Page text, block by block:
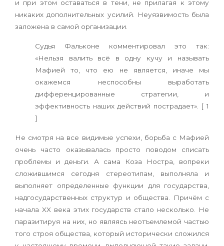
и при этом оставаться в тени, не прилагая к этому
никаких дополнительных усилий. Неуязвимость была
заложена в самой организации.
Судья Фальконе комментировал это так:
«Нельзя валить всё в одну кучу и называть
Мафией то, что ею не является, иначе мы
окажемся неспособны выработать
дифференцированные стратегии, и
эффективность наших действий пострадает». [ 1
]
Не смотря на все видимые успехи, борьба с Мафией
очень часто оказывалась просто поводом списать
проблемы и деньги. А сама Коза Ностра, вопреки
сложившимся сегодня стереотипам, выполняла и
выполняет определенные функции для государства,
надгосударственных структур и общества. Причём с
начала XX века этих государств стало несколько. Не
паразитируя на них, но являясь неотъемлемой частью
того строя общества, который исторически сложился